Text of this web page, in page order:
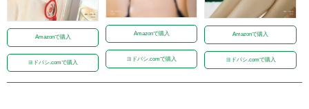
Amazonで購入
ヨドバシ.comで購入
Amazonで購入
ヨドバシ.comで購入
Amazonで購入
ヨドバシ.comで購入